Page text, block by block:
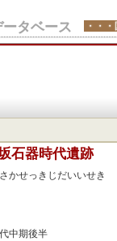
ータベース ・
石器時代遺跡
かせっきじだいいせき
中期後半